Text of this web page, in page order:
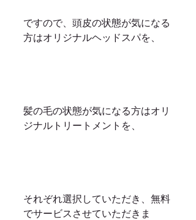
ですので、頭皮の状態が気になる
方はオリジナルヘッドスパを、
髪の毛の状態が気になる方はオリ
ジナルトリートメントを、
それぞれ選択していただき、無料
でサービスさせていただきま